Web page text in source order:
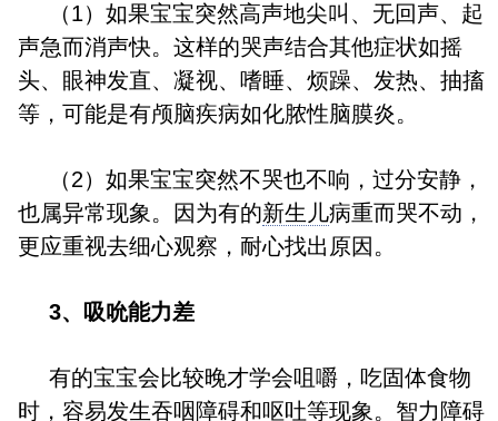
（1）如果宝宝突然高声地尖叫、无回声、起
声急而消声快。这样的哭声结合其他症状如摇
头、眼神发直、凝视、嗜睡、烦躁、发热、抽搐
等，可能是有颅脑疾病如化脓性脑膜炎。
（2）如果宝宝突然不哭也不响，过分安静，
也属异常现象。因为有的新生儿病重而哭不动，
更应重视去细心观察，耐心找出原因。
3、吸吮能力差
有的宝宝会比较晚才学会咀嚼，吃固体食物
时，容易发生吞咽障碍和呕吐等现象。智力障碍